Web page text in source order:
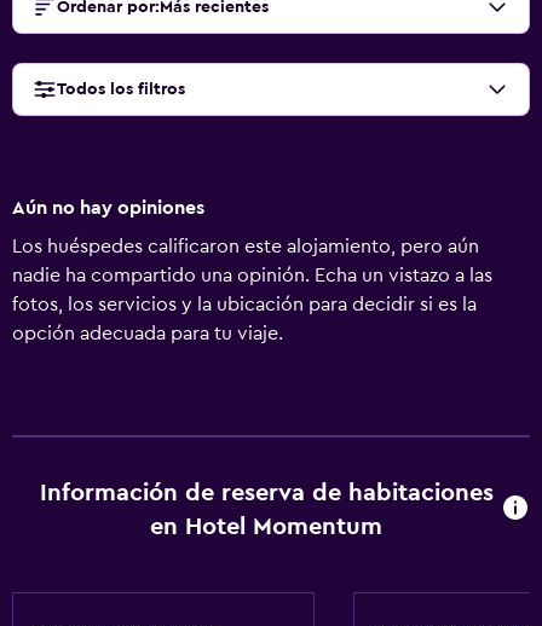
Ordenar por: Más recientes
Todos los filtros
Aún no hay opiniones
Los huéspedes calificaron este alojamiento, pero aún
nadie ha compartido una opinión. Echa un vistazo a las
fotos, los servicios y la ubicación para decidir si es la
opción adecuada para tu viaje.
Información de reserva de habitaciones
en Hotel Momentum